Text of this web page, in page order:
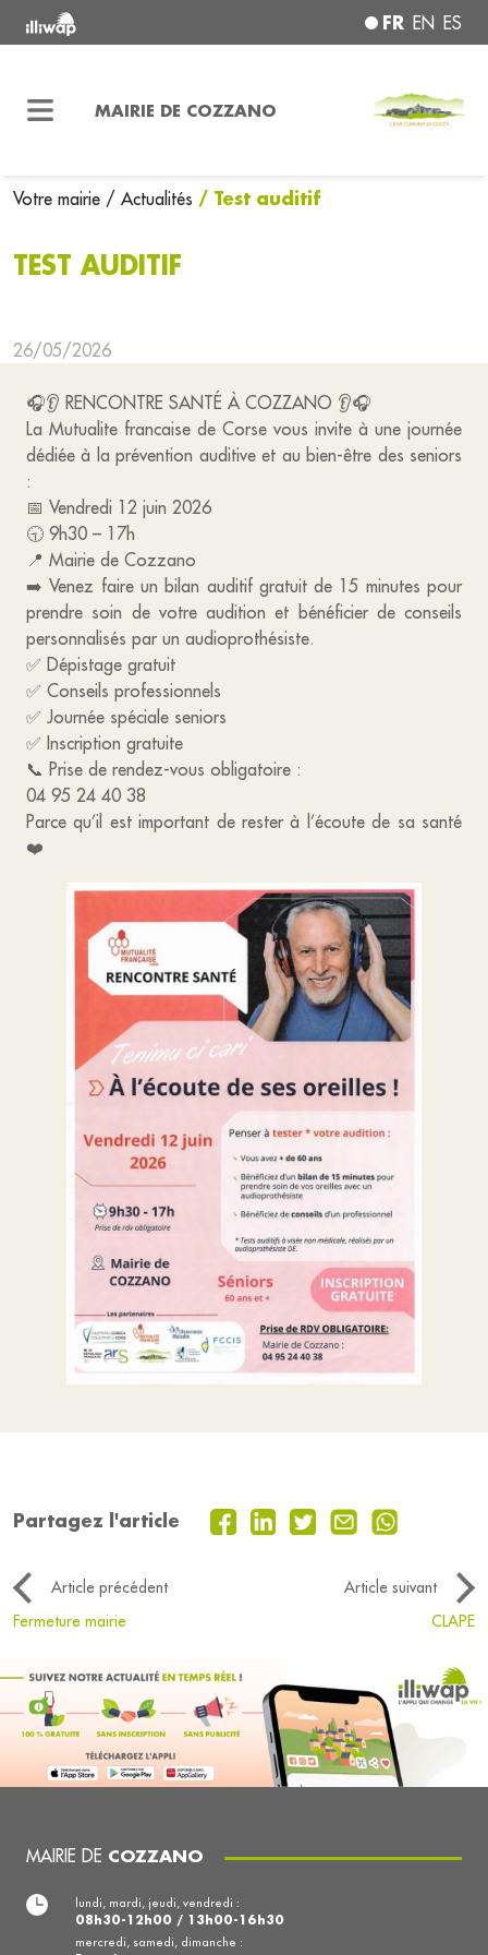
FR EN ES
MAIRIE DE COZZANO
Votre mairie / Actualités / Test auditif
TEST AUDITIF
26/05/2026
🎧👂 RENCONTRE SANTÉ À COZZANO 👂🎧
La Mutualite francaise de Corse vous invite à une journée
dédiée à la prévention auditive et au bien-être des seniors
:
📅 Vendredi 12 juin 2026
🕤 9h30 – 17h
📍 Mairie de Cozzano
➡️ Venez faire un bilan auditif gratuit de 15 minutes pour
prendre soin de votre audition et bénéficier de conseils
personnalisés par un audioprothésiste.
✅ Dépistage gratuit
✅ Conseils professionnels
✅ Journée spéciale seniors
✅ Inscription gratuite
📞 Prise de rendez-vous obligatoire :
04 95 24 40 38
Parce qu’il est important de rester à l’écoute de sa santé
❤️
Partagez l'article
Article précédent
Article suivant
Fermeture mairie
CLAPE
MAIRIE DE COZZANO
lundi, mardi, jeudi, vendredi :
08h30-12h00 / 13h00-16h30
mercredi, samedi, dimanche :